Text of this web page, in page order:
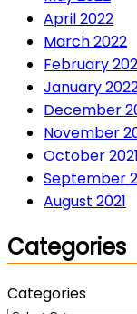
April 2022
March 2022
February
January
December
November
October 2021
September
August 2021
Categories
Categories